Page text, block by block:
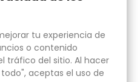
en talla de madera,
para la madera auxiliar
tu experiencia de
o contenido
tráfico del sitio. Al hacer
aceptas el uso de